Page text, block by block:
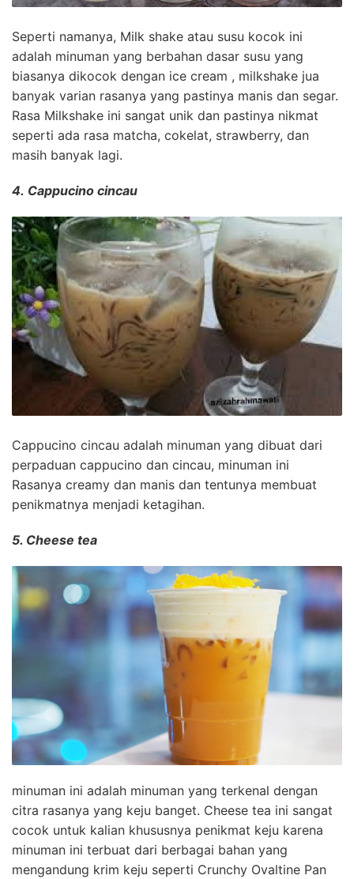
Seperti namanya, Milk shake atau susu kocok ini
adalah minuman yang berbahan dasar susu yang
biasanya dikocok dengan ice cream , milkshake jua
banyak varian rasanya yang pastinya manis dan segar.
Rasa Milkshake ini sangat unik dan pastinya nikmat
seperti ada rasa matcha, cokelat, strawberry, dan
masih banyak lagi.
4. Cappucino cincau
Cappucino cincau adalah minuman yang dibuat dari
perpaduan cappucino dan cincau, minuman ini
Rasanya creamy dan manis dan tentunya membuat
penikmatnya menjadi ketagihan.
5. Cheese tea
minuman ini adalah minuman yang terkenal dengan
citra rasanya yang keju banget. Cheese tea ini sangat
cocok untuk kalian khususnya penikmat keju karena
minuman ini terbuat dari berbagai bahan yang
mengandung krim keju seperti Crunchy Ovaltine Pan